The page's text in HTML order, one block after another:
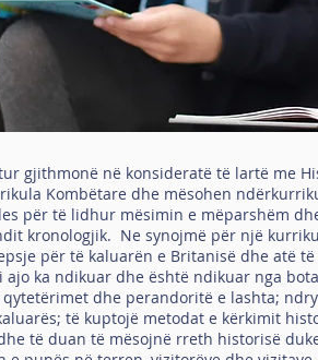
gjithmonë në konsideratë të lartë me
Kombëtare dhe mësohen
për të lidhur mësimin e mëparshëm
kronologjik. Ne synojmë për një
për të kaluarën e Britanisë dhe atë
ajo ka ndikuar dhe është ndikuar nga
dhe perandoritë e lashta;
të kuptojë metodat e kërkimit
të duan të mësojnë rreth historisë